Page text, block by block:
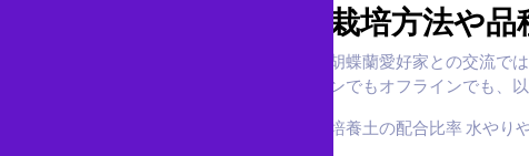
栽培方法や
胡蝶蘭愛好家との交流で
ンでもオフラインでも、
培養土の配合比率 水やり